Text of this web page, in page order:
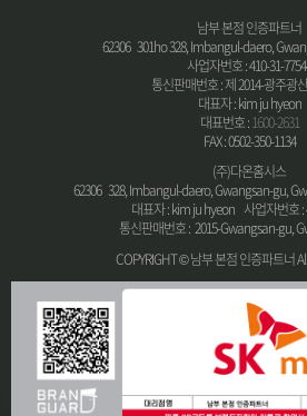
남부 본점 인증파트너
62306 301ho 328, Imbangul-daero,
사업자번호 : 410-31-
통신판매번호 : 제 2014-광주광
대표자 : kim ju hyeon
대표번호 :1600-2631
FAX : 0502-350-1134
(주)다온홈시스
62306 328, Imbangul-daero, Gwangsan-gu,
대표자 : kim ju hyeon 사업자번호 :
통신판매번호 : 2015-Gwangsan-gu,
COPYRIGHT © 남부 본점 인증파트너